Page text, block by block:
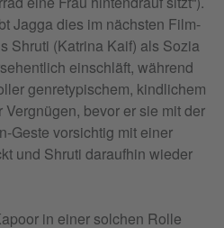
Jagga dies im nächsten Film-
Shruti (Katrina Kaif) als Sozia
einschläft, während
genretypischem, kindlichem
bevor er sie mit der
Geste vorsichtig mit einer
und Shruti daraufhin wieder
in einer solchen Rolle